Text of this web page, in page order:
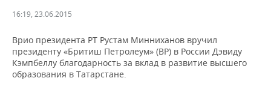
ДЕКЛАРАЦИИ О ДОХОДАХ
КОРОЛИ ГОСЗАКАЗА ПФО
ВУЗЫ ТАТАРСТАНА
НОВОСТИ ЭКОНОМИКИ
ФИНАНСЫ
БАНКИ
ПРОМЫШЛЕННОСТЬ
НОВОСТИ
ПРОМЫШЛЕННОСТИ
АГРОПРОМ
НЕДВИЖИМОСТЬ
НОВОСТИ НЕДВИЖИМОСТИ
АВТО
16:19, 23.06.2015
Врио президента РТ Рустам Минниханов вручил
президенту «Бритиш Петролеум» (BP) в России Дэвиду
Кэмпбеллу благодарность за вклад в развитие высшего
образования в Татарстане.